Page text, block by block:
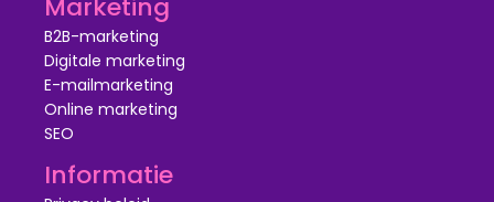
Marketing
B2B-marketing
Digitale marketing
E-mailmarketing
Online marketing
SEO
Informatie